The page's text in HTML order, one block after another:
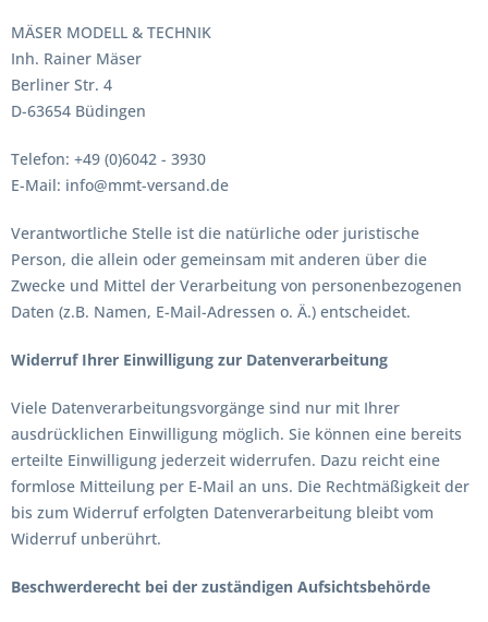
MÄSER MODELL & TECHNIK
Inh. Rainer Mäser
Berliner Str. 4
D-63654 Büdingen
Telefon: +49 (0)6042 - 3930
E-Mail: info@mmt-versand.de
Verantwortliche Stelle ist die natürliche oder juristische
Person, die allein oder gemeinsam mit anderen über die
Zwecke und Mittel der Verarbeitung von personenbezogenen
Daten (z.B. Namen, E-Mail-Adressen o. Ä.) entscheidet.
Widerruf Ihrer Einwilligung zur Datenverarbeitung
Viele Datenverarbeitungsvorgänge sind nur mit Ihrer
ausdrücklichen Einwilligung möglich. Sie können eine bereits
erteilte Einwilligung jederzeit widerrufen. Dazu reicht eine
formlose Mitteilung per E-Mail an uns. Die Rechtmäßigkeit der
bis zum Widerruf erfolgten Datenverarbeitung bleibt vom
Widerruf unberührt.
Beschwerderecht bei der zuständigen Aufsichtsbehörde